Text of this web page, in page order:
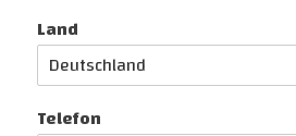
Land
Telefon